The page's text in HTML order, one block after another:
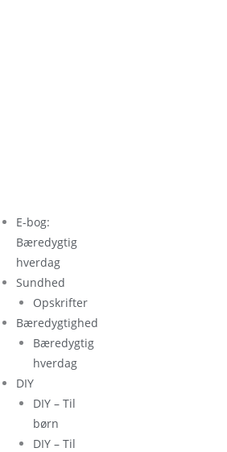
E-bog:
Bæredygtig
hverdag
Sundhed
Opskrifter
Bæredygtighed
Bæredygtig
hverdag
DIY
DIY – Til
børn
DIY – Til